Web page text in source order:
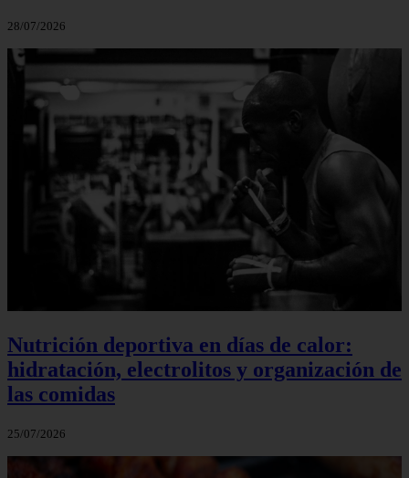
28/07/2026
Nutrición deportiva en días de calor:
hidratación, electrolitos y organización de
las comidas
25/07/2026